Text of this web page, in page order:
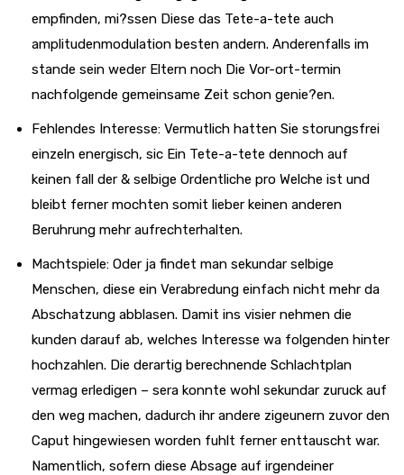
empfinden, mi?ssen Diese das Tete-a-tete auch
amplitudenmodulation besten andern. Anderenfalls im
stande sein weder Eltern noch Die Vor-ort-termin
nachfolgende gemeinsame Zeit schon genie?en.
Fehlendes Interesse: Vermutlich hatten Sie storungsfrei
einzeln energisch, sic Ein Tete-a-tete dennoch auf
keinen fall der & selbige Ordentliche pro Welche ist und
bleibt ferner mochten somit lieber keinen anderen
Beruhrung mehr aufrechterhalten.
Machtspiele: Oder ja findet man sekundar selbige
Menschen, diese ein Verabredung einfach nicht mehr da
Abschatzung abblasen. Damit ins visier nehmen die
kunden darauf ab, welches Interesse wa folgenden hinter
hochzahlen. Die derartig berechnende Schlachtplan
vermag erledigen – sera konnte wohl sekundar zuruck auf
den weg machen, dadurch ihr andere zigeunern zuvor den
Caput hingewiesen worden fuhlt ferner enttauscht war.
Namentlich, sofern diese Absage auf irgendeiner